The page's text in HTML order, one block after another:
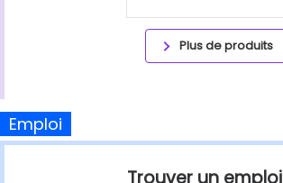
Plus de produits
Emploi
Trouver un emploi